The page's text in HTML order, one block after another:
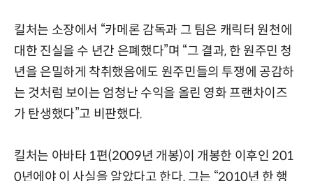
킬처는 소장에서 “카메론 감독과 그 팀은 캐릭터 원천에
대한 진실을 수 년간 은폐했다”며 “그 결과, 한 원주민 청
년을 은밀하게 착취했음에도 원주민들의 투쟁에 공감하
는 것처럼 보이는 엄청난 수익을 올린 영화 프랜차이즈
가 탄생했다”고 비판했다.
킬처는 아바타 1편(2009년 개봉)이 개봉한 이후인 201
0년에야 이 사실을 알았다고 한다. 그는 “2010년 한 행